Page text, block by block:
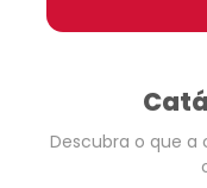
Descubra o que a